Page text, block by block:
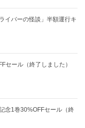
イバーの怪談」半額運行キ
セール（終了しました）
念1巻30%OFFセール（終